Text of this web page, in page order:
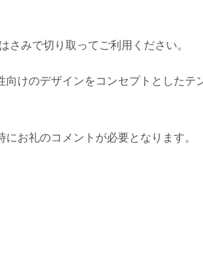
みで切り取ってご利用ください。
けのデザインをコンセプトとしたテ
お礼のコメントが必要となります。